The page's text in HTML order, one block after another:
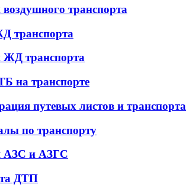
транспорта
транспорта
транспорта
на транспорте
путевых листов и транспорта
по транспорту
АЗС и АЗГС
ДТП